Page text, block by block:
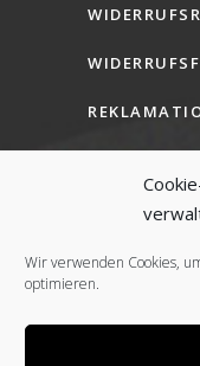
Wir verwenden Cookies,
optimieren.
AGB (B2B)
COOKIE-